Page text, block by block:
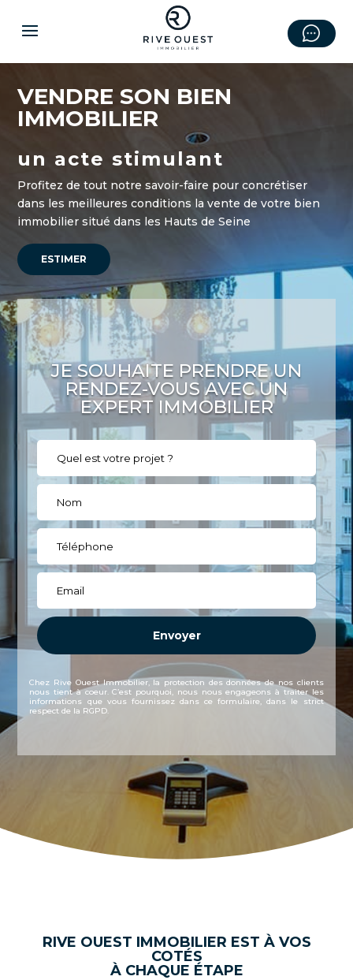
VENDRE SON BIEN
IMMOBILIER
un acte stimulant
Profitez de tout notre savoir-faire pour concrétiser
dans les meilleures conditions la vente de votre bien
immobilier situé dans les Hauts de Seine
ESTIMER
JE SOUHAITE PRENDRE UN
RENDEZ-VOUS AVEC UN
EXPERT IMMOBILIER
Chez Rive Ouest Immobilier, la protection des données de nos clients
nous tient à coeur. C’est pourquoi, nous nous engageons à traiter les
informations que vous fournissez dans ce formulaire, dans le strict
respect de la RGPD.
RIVE OUEST IMMOBILIER EST À VOS
COTÉS
À CHAQUE ÉTAPE